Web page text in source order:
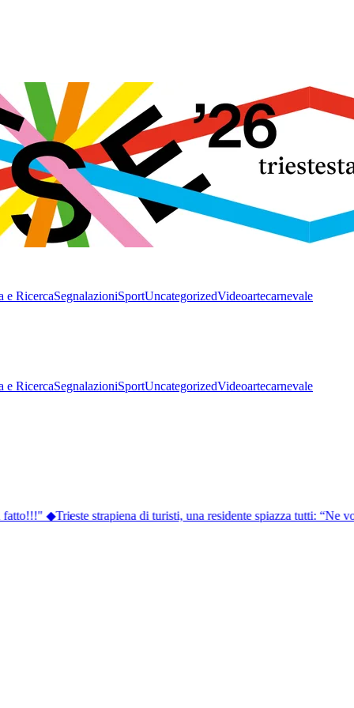
e RicercaSegnalazioniSportUncategorizedVideoartecarnevale
e RicercaSegnalazioniSportUncategorizedVideoartecarnevale
◆ Trieste strapiena di turisti, una residente spiazza tutti: “Ne